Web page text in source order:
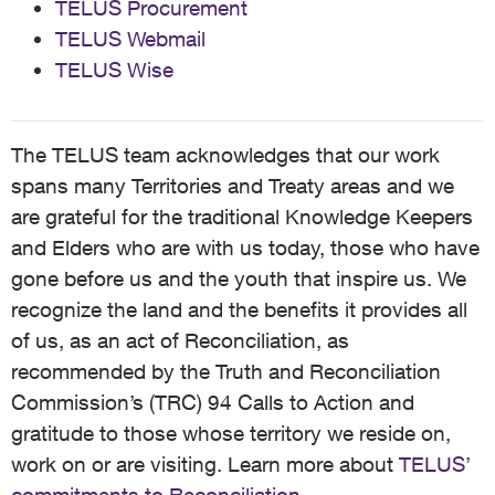
ligne ou des transactions financières, assurez-vous que
le site internet est sécurisé. Réinitialisez aux
donnez. N'entrez pas d'informations personnelles sur
quantité d'informations personnelles que vous partagez
en ligne (elles peuvent être utilisées pour répondre à
des questions de sécurité, deviner vos mots de passe,
se faire passer pour vous pour arnaquer des personnes
que vous connaissez, et plus encore). Prochaines
Étapes Il n'existe pas de solution unique pour le vol
d'identité, mais voici quelques suggestions pour vous
aider à démarrer. Envisagez d'utiliser l'une des options
suivantes comme prochaine étape : Contactez le
service de police local sur la ligne non urgente et
financière. Contactez les deux bureaux de crédit
nationaux et 1) demandez une copie de votre rapport
de crédit 2) placez une alerte de fraude sur votre
Canada : 1-877-525-3823 Signalez la fraude sur le site
TELUS Procurement
TELUS Webmail
TELUS Wise
The TELUS team acknowledges that our work
spans many Territories and Treaty areas and we
are grateful for the traditional Knowledge Keepers
and Elders who are with us today, those who have
gone before us and the youth that inspire us. We
recognize the land and the benefits it provides all
of us, as an act of Reconciliation, as
recommended by the Truth and Reconciliation
Commission’s (TRC) 94 Calls to Action and
gratitude to those whose territory we reside on,
work on or are visiting. Learn more about TELUS’